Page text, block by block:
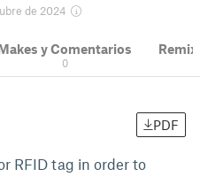
de 2024
y Comentarios
0
PDF
RFID tag in order to